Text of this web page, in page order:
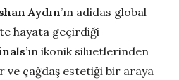
Aydın’ın adidas global
hayata geçirdiği
’ın ikonik siluetlerinden
ve çağdaş estetiği bir araya